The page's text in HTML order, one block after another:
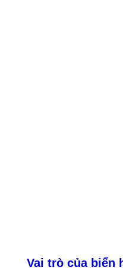
Vai trò của biển